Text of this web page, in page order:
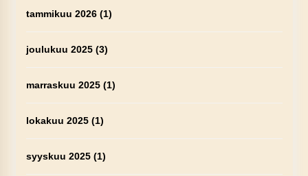
tammikuu 2026(1)
joulukuu 2025(3)
marraskuu 2025(1)
lokakuu 2025(1)
syyskuu 2025(1)